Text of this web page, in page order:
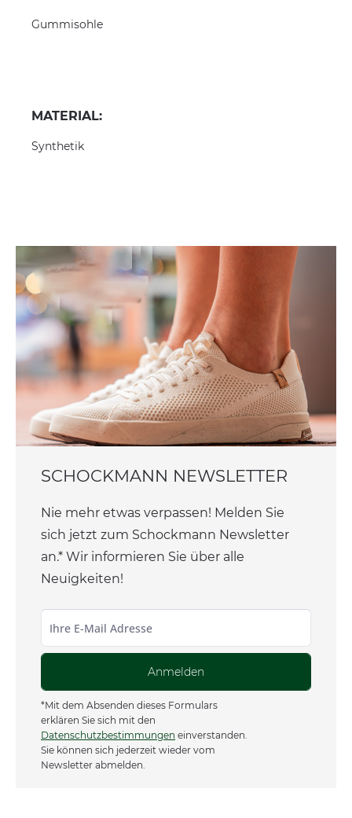
Gummisohle
MATERIAL:
Synthetik
SCHOCKMANN NEWSLETTER
Nie mehr etwas verpassen! Melden Sie
sich jetzt zum Schockmann Newsletter
an.* Wir informieren Sie über alle
Neuigkeiten!
Anmelden
*Mit dem Absenden dieses Formulars
erklären Sie sich mit den
Datenschutzbestimmungen einverstanden.
Sie können sich jederzeit wieder vom
Newsletter abmelden.